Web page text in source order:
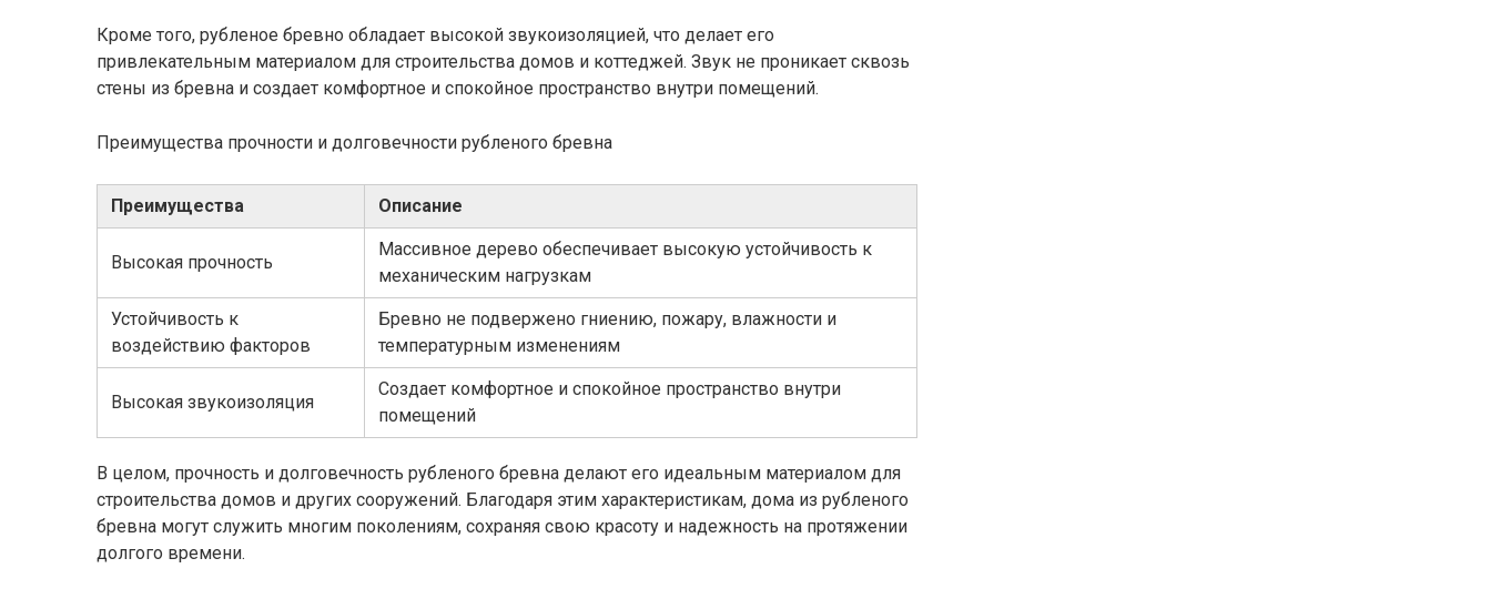
Кроме того, рубленое бревно обладает высокой звукоизоляцией, что делает его
привлекательным материалом для строительства домов и коттеджей. Звук не проникает сквозь
стены из бревна и создает комфортное и спокойное пространство внутри помещений.
Преимущества прочности и долговечности рубленого бревна
Преимущества Описание
Высокая прочность
Массивное дерево обеспечивает высокую устойчивость к
механическим нагрузкам
Устойчивость к
воздействию факторов
Бревно не подвержено гниению, пожару, влажности и
температурным изменениям
Высокая звукоизоляция
Создает комфортное и спокойное пространство внутри
помещений
В целом, прочность и долговечность рубленого бревна делают его идеальным материалом для
строительства домов и других сооружений. Благодаря этим характеристикам, дома из рубленого
бревна могут служить многим поколениям, сохраняя свою красоту и надежность на протяжении
долгого времени.